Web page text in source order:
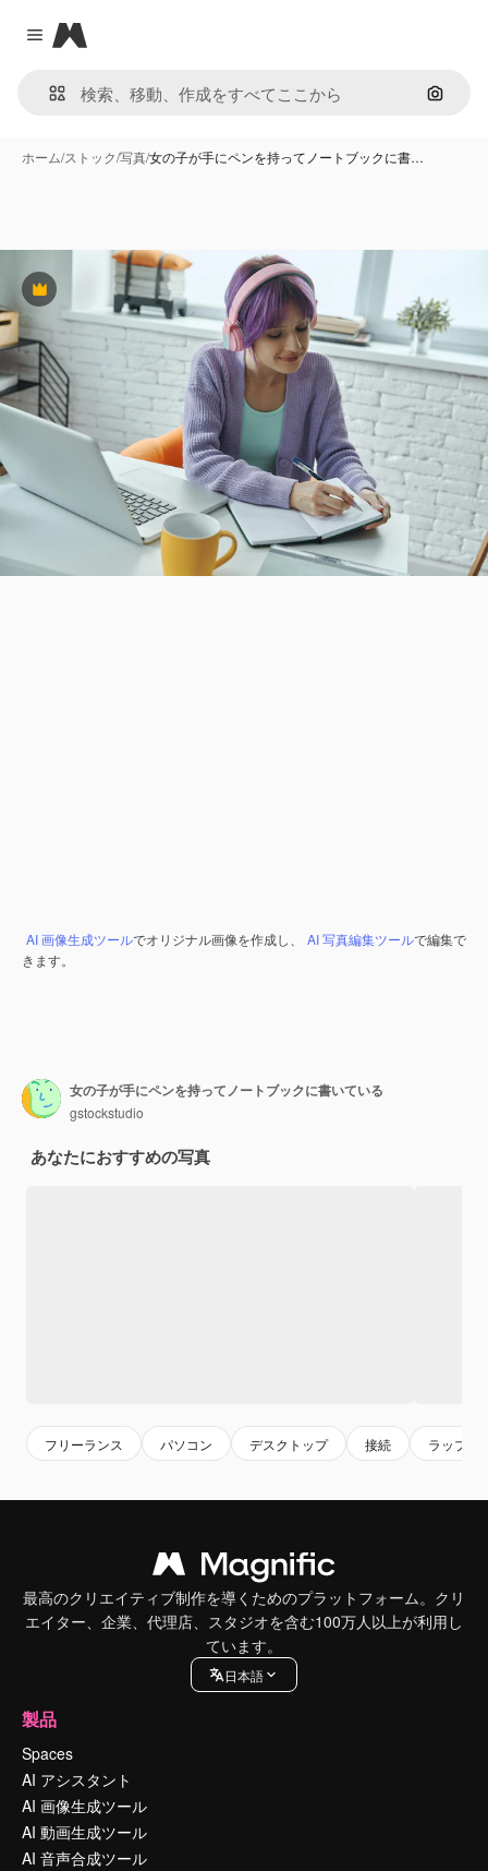
Close menu
Magnific
画像で
ホーム/ストック/写真/女の子が手にペンを持ってノートブックに書…
Premium
AI 画像生成ツールでオリジナル画像を作成し、 AI 写真編集ツールで編集で
きます。
女の子が手にペンを持ってノートブックに書いている
gstockstudio
あなたにおすすめの写真
フリーランス パソコン デスクトップ 接続 ラップト
最高のクリエイティブ制作を導くためのプラットフォーム。クリ
エイター、企業、代理店、スタジオを含む100万人以上が利用し
ています。
日本語
製品
Spaces
AI アシスタント
AI 画像生成ツール
AI 動画生成ツール
AI 音声合成ツール